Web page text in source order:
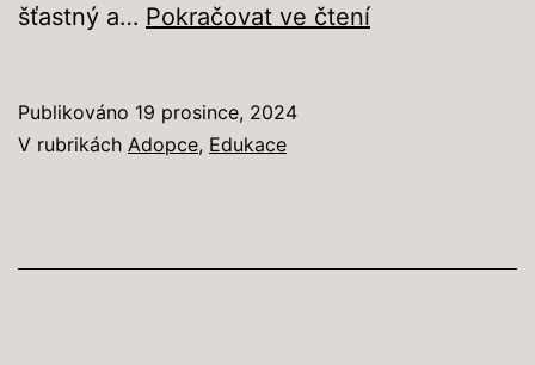
šťastný a… Pokračovat ve čtení5
Publikováno 19 prosince, 2024
V rubrikách Adopce, Edukace